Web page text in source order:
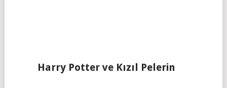
Harry Potter ve Kızıl Pelerin